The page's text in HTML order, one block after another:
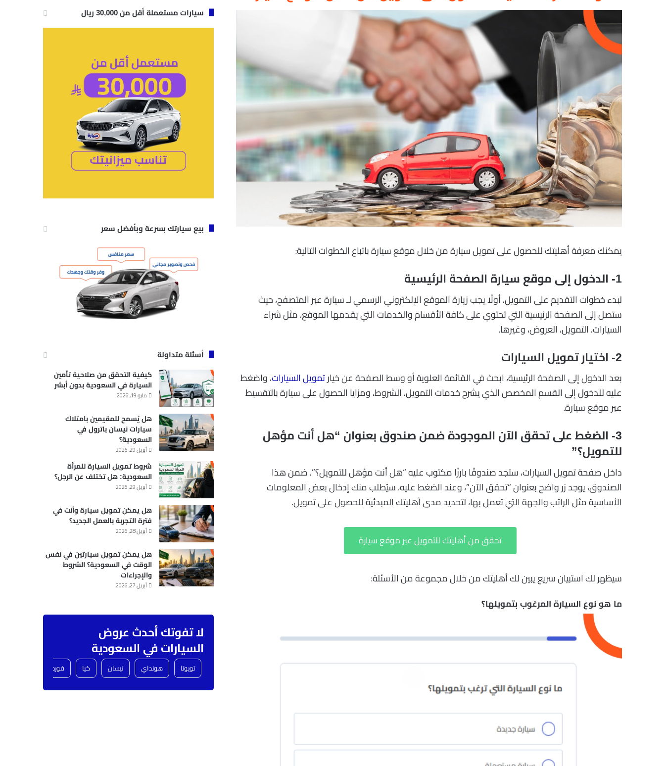
يمكنك معرفة أهليتك للحصول على تمويل سيارة من خلال موقع سيارة باتباع الخطوات التالية:
1- الدخول إلى موقع سيارة الصفحة الرئيسية
لبدء خطوات التقديم على التمويل، أولًا يجب زيارة الموقع الإلكتروني الرسمي لـ سيارة عبر المتصفح، حيث
ستصل إلى الصفحة الرئيسية التي تحتوي على كافة الأقسام والخدمات التي يقدمها الموقع، مثل شراء
السيارات، التمويل، العروض، وغيرها.
2- اختيار تمويل السيارات
بعد الدخول إلى الصفحة الرئيسية، ابحث في القائمة العلوية أو وسط الصفحة عن خيارتمويل السيارات، واضغط
عليه للدخول إلى القسم المخصص الذي يشرح خدمات التمويل، الشروط، ومزايا الحصول على سيارة بالتقسيط
عبر موقع سيارة.
3- الضغط على تحقق الآن الموجودة ضمن صندوق بعنوان “هل أنت مؤهل
للتمويل؟”
داخل صفحة تمويل السيارات، ستجد صندوقًا بارزًا مكتوب عليه “هل أنت مؤهل للتمويل؟”، ضمن هذا
الصندوق، يوجد زر واضح بعنوان “تحقق الآن”، وعند الضغط عليه، سيُطلب منك إدخال بعض المعلومات
الأساسية مثل الراتب والجهة التي تعمل بها، لتحديد مدى أهليتك المبدئية للحصول على تمويل.
تحقق من أهليتك للتمويل عبر موقع سيارة
سيظهر لك استبيان سريع يبين لك أهليتك من خلال مجموعة من الأسئلة:
ما هو نوع السيارة المرغوب بتمويلها؟
سيارات مستعملة أقل من 30,000 ريال
بيع سيارتك بسرعة وبأفضل سعر
أسئلة متداولة
كيفية التحقق من صلاحية تأمين
السيارة في السعودية بدون أبشر
مايو 19, 2026
هل يُسمح للمقيمين بامتلاك
سيارات نيسان باترول في
السعودية؟
أبريل 29, 2026
شروط تمويل السيارة للمرأة
السعودية: هل تختلف عن الرجل؟
أبريل 29, 2026
هل يمكن تمويل سيارة وأنت في
فترة التجربة بالعمل الجديد؟
أبريل 28, 2026
هل يمكن تمويل سيارتين في نفس
الوقت في السعودية؟ الشروط
والإجراءات
أبريل 27, 2026
لا تفوتك أحدث عروض
السيارات في السعودية
تويوتا هونداي نيسان كيا فورد